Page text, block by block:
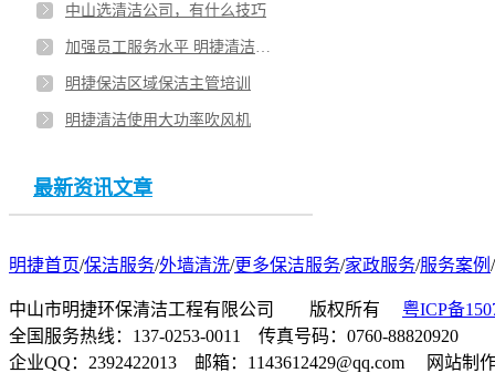
中山选清洁公司，有什么技巧
加强员工服务水平 明捷清洁对保洁主管进行培训
明捷保洁区域保洁主管培训
明捷清洁使用大功率吹风机
最新资讯文章
明捷首页/保洁服务/外墙清洗/更多保洁服务/家政服务/服务案例 /
中山市明捷环保清洁工程有限公司 版权所有 粤ICP备
全国服务热线：137-0253-0011 传真号码：0760-88820920
企业QQ：2392422013 邮箱：1143612429@qq.com 网站制